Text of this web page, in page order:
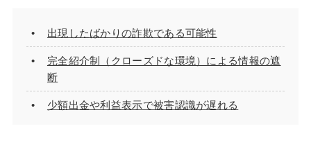
出現したばかりの詐欺である可能性
完全紹介制（クローズドな環境）による情報の遮
断
少額出金や利益表示で被害認識が遅れる